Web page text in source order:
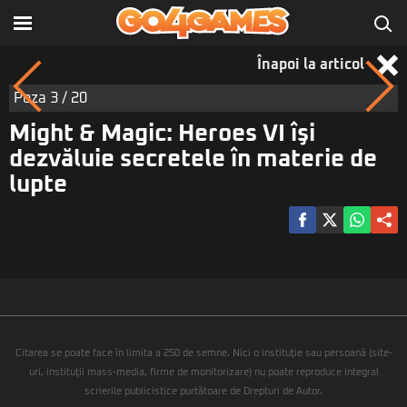
Înapoi la articol
Poza 3 / 20
Might & Magic: Heroes VI îşi
dezvăluie secretele în materie de
lupte
Citarea se poate face în limita a 250 de semne. Nici o instituţie sau persoană (site-
uri, instituţii mass-media, firme de monitorizare) nu poate reproduce integral
scrierile publicistice purtătoare de Drepturi de Autor.